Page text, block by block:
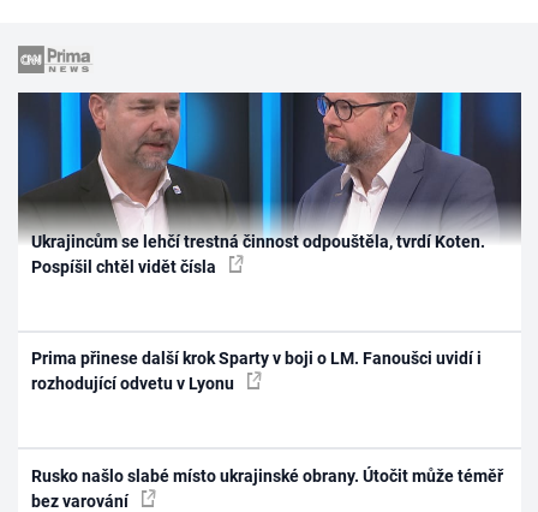
Ukrajincům se lehčí trestná činnost odpouštěla, tvrdí Koten.
Pospíšil chtěl vidět čísla
Prima přinese další krok Sparty v boji o LM. Fanoušci uvidí i
rozhodující odvetu v Lyonu
Rusko našlo slabé místo ukrajinské obrany. Útočit může téměř
bez varování